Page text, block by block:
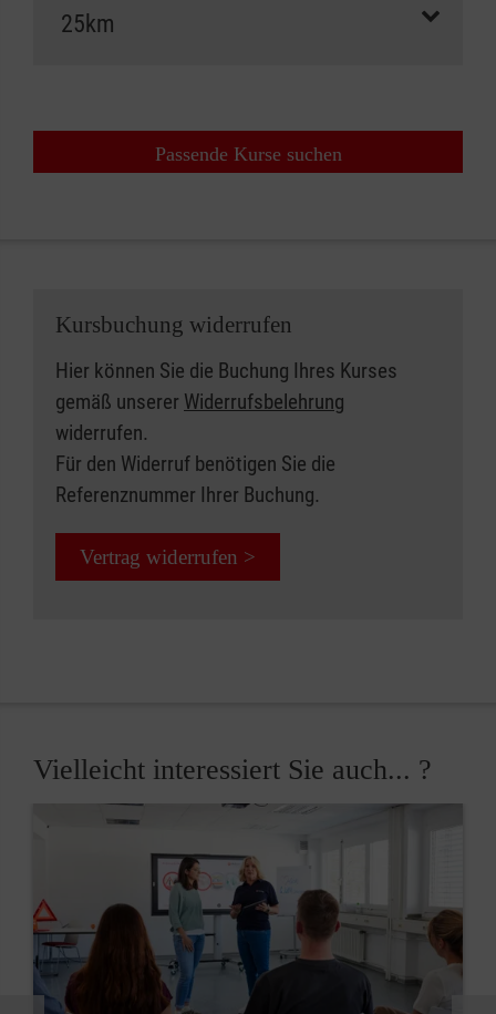
Passende Kurse suchen
Kursbuchung widerrufen
Hier können Sie die Buchung Ihres Kurses
gemäß unserer Widerrufsbelehrung
widerrufen.
Für den Widerruf benötigen Sie die
Referenznummer Ihrer Buchung.
Vertrag widerrufen >
Vielleicht interessiert Sie auch... ?